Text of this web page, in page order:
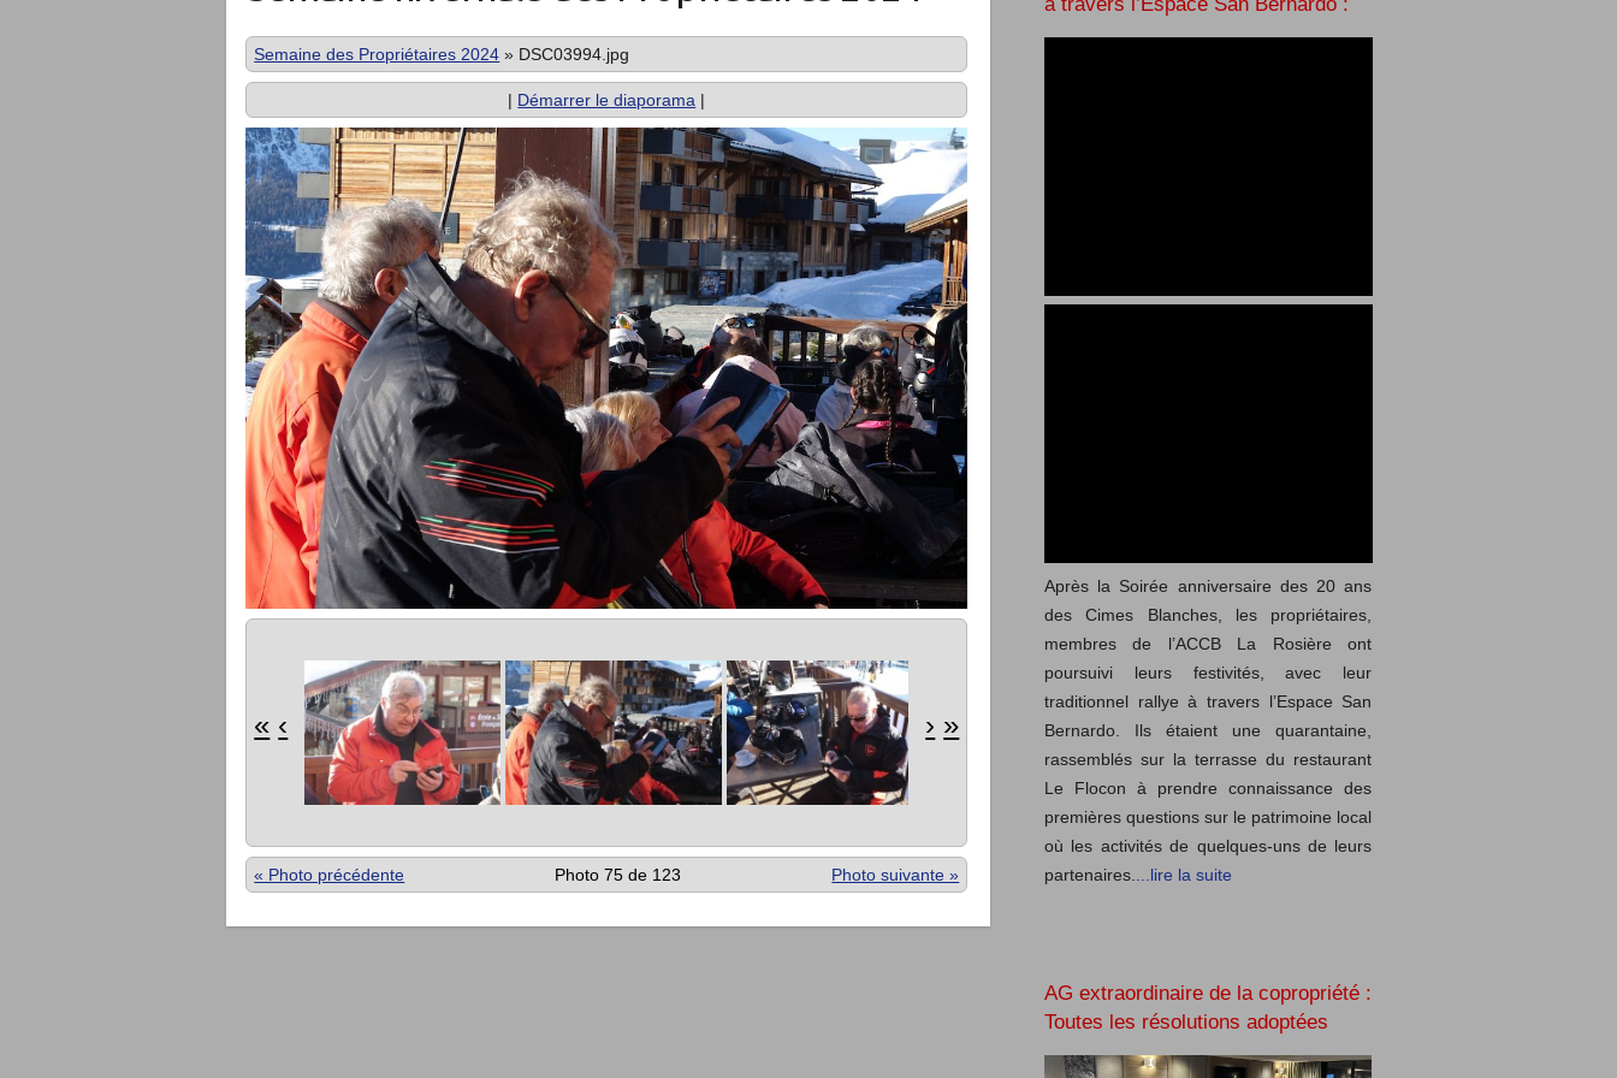
Semaine des Propriétaires 2024 » DSC03994.jpg
| Démarrer le diaporama |
« ‹ › »
« Photo précédente Photo suivante »
Photo 75 de 123
Après la Soirée anniversaire des 20 ans
des Cimes Blanches, les propriétaires,
membres de l’ACCB La Rosière ont
poursuivi leurs festivités, avec leur
traditionnel rallye à travers l’Espace San
Bernardo. Ils étaient une quarantaine,
rassemblés sur la terrasse du restaurant
Le Flocon à prendre connaissance des
premières questions sur le patrimoine local
où les activités de quelques-uns de leurs
partenaires.
...lire la suite
AG extraordinaire de la copropriété :
Toutes les résolutions adoptées